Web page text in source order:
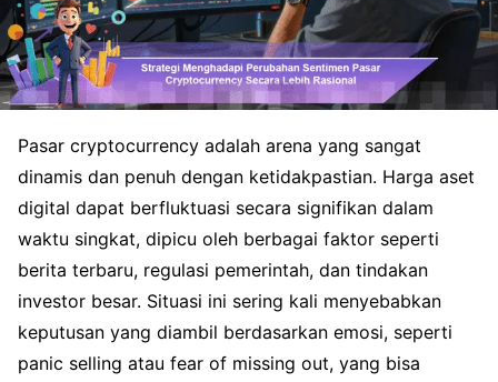
Pasar cryptocurrency adalah arena yang sangat
dinamis dan penuh dengan ketidakpastian. Harga aset
digital dapat berfluktuasi secara signifikan dalam
waktu singkat, dipicu oleh berbagai faktor seperti
berita terbaru, regulasi pemerintah, dan tindakan
investor besar. Situasi ini sering kali menyebabkan
keputusan yang diambil berdasarkan emosi, seperti
panic selling atau fear of missing out, yang bisa